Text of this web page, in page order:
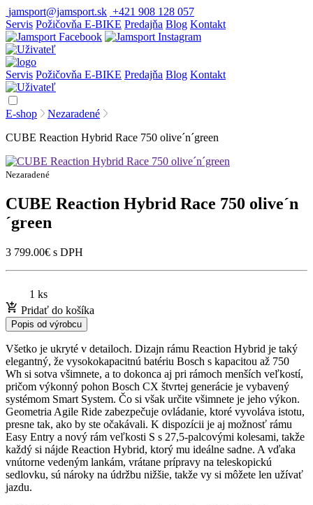
jamsport@jamsport.sk +421 908 128 057
Servis Požičovňa E-BIKE Predajňa Blog Kontakt
Servis Požičovňa E-BIKE Predajňa Blog Kontakt
E-shop
Nezaradené
CUBE Reaction Hybrid Race 750 olive´n´green
Nezaradené
CUBE Reaction Hybrid Race 750 olive´n
´green
3 799.00€ s DPH
1 ks
Pridať do košíka
Popis od výrobcu
Všetko je ukryté v detailoch. Dizajn rámu Reaction Hybrid je taký
elegantný, že vysokokapacitnú batériu Bosch s kapacitou až 750
Wh si sotva všimnete, a to dokonca aj pri rámoch menších veľkostí,
pričom výkonný pohon Bosch CX štvrtej generácie je vybavený
systémom Smart System. Čo si však určite všimnete je jeho výkon.
Geometria Agile Ride zabezpečuje ovládanie, ktoré vyvoláva istotu,
presne tak, ako by ste očakávali. K dispozícii je aj možnosť rámu
Easy Entry a nový rám veľkosti S s 27,5-palcovými kolesami, takže
každý si nájde Reaction Hybrid, ktorý mu ideálne sadne. A vďaka
vnútorne vedeným lankám, vrátane prípravy na teleskopickú
sedlovku, sú nároky na údržbu nižšie, takže vy si môžete len užívať
jazdu.